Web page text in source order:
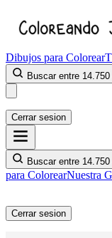
Dibujos para Colorear
Buscar entre
Cerrar sesion
Buscar entre
para ColorearNuestra
Cerrar sesion